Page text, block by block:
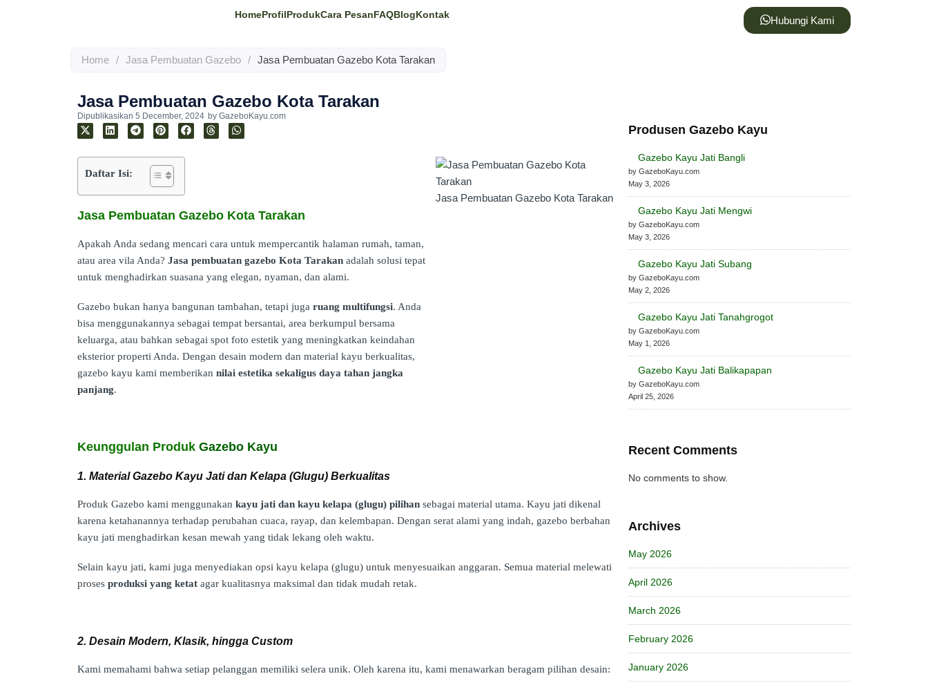
HomeProfilProdukCara PesanFAQBlogKontak Hubungi Kami
Home / Jasa Pembuatan Gazebo / Jasa Pembuatan Gazebo Kota Tarakan
Jasa Pembuatan Gazebo Kota Tarakan
Dipublikasikan 5 December, 2024 by GazeboKayu.com
Daftar Isi:
Jasa Pembuatan Gazebo Kota Tarakan
Apakah Anda sedang mencari cara untuk mempercantik halaman rumah, taman,
atau area vila Anda? Jasa pembuatan gazebo Kota Tarakan adalah solusi tepat
untuk menghadirkan suasana yang elegan, nyaman, dan alami.
Gazebo bukan hanya bangunan tambahan, tetapi juga ruang multifungsi. Anda
bisa menggunakannya sebagai tempat bersantai, area berkumpul bersama
keluarga, atau bahkan sebagai spot foto estetik yang meningkatkan keindahan
eksterior properti Anda. Dengan desain modern dan material kayu berkualitas,
gazebo kayu kami memberikan nilai estetika sekaligus daya tahan jangka
panjang.
Jasa Pembuatan Gazebo Kota Tarakan
Keunggulan Produk Gazebo Kayu
1. Material Gazebo Kayu Jati dan Kelapa (Glugu) Berkualitas
Produk Gazebo kami menggunakan kayu jati dan kayu kelapa (glugu) pilihan sebagai material utama. Kayu jati dikenal
karena ketahanannya terhadap perubahan cuaca, rayap, dan kelembapan. Dengan serat alami yang indah, gazebo berbahan
kayu jati menghadirkan kesan mewah yang tidak lekang oleh waktu.
Selain kayu jati, kami juga menyediakan opsi kayu kelapa (glugu) untuk menyesuaikan anggaran. Semua material melewati
proses produksi yang ketat agar kualitasnya maksimal dan tidak mudah retak.
2. Desain Modern, Klasik, hingga Custom
Kami memahami bahwa setiap pelanggan memiliki selera unik. Oleh karena itu, kami menawarkan beragam pilihan desain:
Produsen Gazebo Kayu
Gazebo Kayu Jati Bangli
by GazeboKayu.com
May 3, 2026
Gazebo Kayu Jati Mengwi
by GazeboKayu.com
May 3, 2026
Gazebo Kayu Jati Subang
by GazeboKayu.com
May 2, 2026
Gazebo Kayu Jati Tanahgrogot
by GazeboKayu.com
May 1, 2026
Gazebo Kayu Jati Balikapapan
by GazeboKayu.com
April 25, 2026
Recent Comments
No comments to show.
Archives
May 2026
April 2026
March 2026
February 2026
January 2026